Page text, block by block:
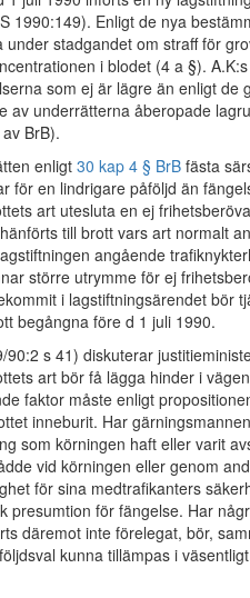
1990:149). Enligt de nya
stadgandet om straff för
i blodet (4 a §).
som ej är lägre än enligt de
av underrätterna åberopade
BrB).
enligt30 kap 4 § BrB fästa
för en lindrigare påföljd än
art utesluta en ej
till brott vars art normalt
angående
större utrymme för ej
i lagstiftningsärendet bör
begångna före d 1 juli 1990.
s 41) diskuterar
art bör få lägga hinder i
faktor måste enligt
inneburit. Har
som körningen haft eller varit
vid körningen eller genom
för sina medtrafikanters
presumtion för fängelse. Har
däremot inte förelegat, bör,
kunna tillämpas i